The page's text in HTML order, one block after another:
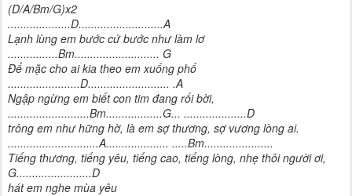
(D/A/Bm/G)x2
....................D...........................A
Lạnh lùng em bước cứ bước như làm lơ
................Bm........................... G
Để mặc cho ai kia theo em xuống phố
.......................D.......................... .A
Ngập ngừng em biết con tim đang rối bời,
..........................Bm..................G... ....................D
trông em như hững hờ, là em sợ thương, sợ vương lòng ai.
.............................A.................... .....Bm......................
Tiếng thương, tiếng yêu, tiếng cao, tiếng lòng, nhẹ thôi người ơi,
G........................D
hát em nghe mùa yêu